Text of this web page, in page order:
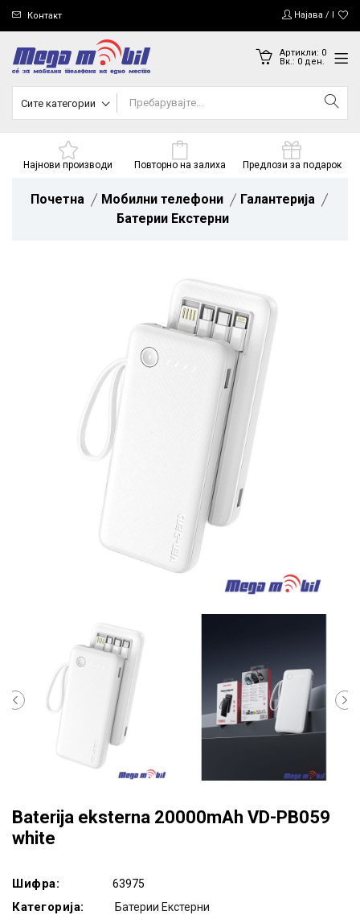
Контакт Најава /
Артикли: 0
Вк.: 0ден.
Сите категории
Најнови производи Повторно на залиха Предлози за подарок
Почетна Мобилни телефони
Галантерија
Батерии Екстерни
Baterija eksterna 20000mAh VD-PB059
white
Шифра: 63975
Категорија: Батерии Екстерни